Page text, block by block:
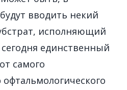
вводить некий
исполняющий
единственный
самого